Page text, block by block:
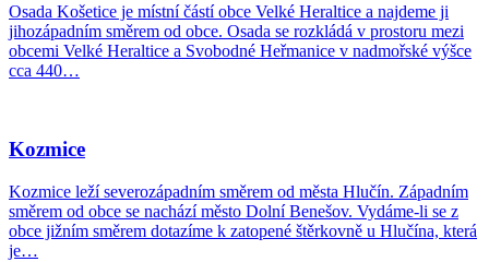
Osada Košetice je místní částí obce Velké Heraltice a najdeme ji
jihozápadním směrem od obce. Osada se rozkládá v prostoru mezi
obcemi Velké Heraltice a Svobodné Heřmanice v nadmořské výšce
cca 440…
Kozmice
Kozmice leží severozápadním směrem od města Hlučín. Západním
směrem od obce se nachází město Dolní Benešov. Vydáme-li se z
obce jižním směrem dotazíme k zatopené štěrkovně u Hlučína, která
je…